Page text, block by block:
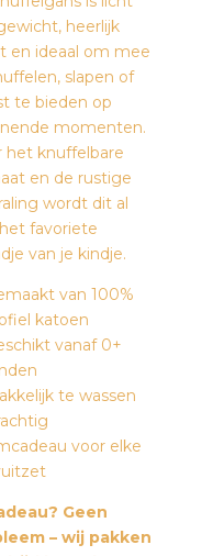
heerlijk
en ideaal om mee
slapen of
te bieden op
momenten.
het knuffelbare
en de rustige
wordt dit al
favoriete
van je kindje.
van 100%
katoen
vanaf 0+
te wassen
voor elke
Geen
– wij pakken